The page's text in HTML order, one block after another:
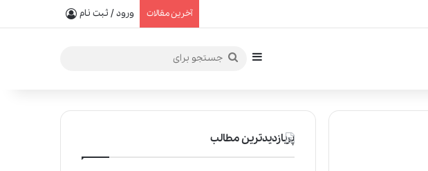
آخرین مقالات ورود / ثبت نام
سایدبارجستجو
پربازدیدترین مطالب